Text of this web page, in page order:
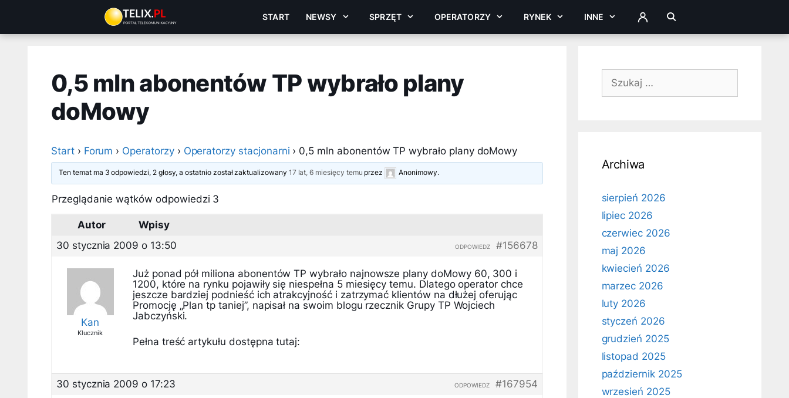
treści
START NEWSY SPRZĘT OPERATORZY RYNEK INNE ZALOGUJ
0,5 mln abonentów TP wybrało plany
doMowy
Start › Forum › Operatorzy › Operatorzy stacjonarni › 0,5 mln abonentów TP wybrało plany doMowy
Ten temat ma 3 odpowiedzi, 2 głosy, a ostatnio został zaktualizowany 17 lat, 6 miesięcy temu przez Anonimowy.
Przeglądanie wątków odpowiedzi 3
Autor
Wpisy
30 stycznia 2009 o 13:50
#156678
ODPOWIEDZ
Kan
Klucznik
Już ponad pół miliona abonentów TP wybrało najnowsze plany doMowy 60, 300 i
1200, które na rynku pojawiły się niespełna 5 miesięcy temu. Dlatego operator chce
jeszcze bardziej podnieść ich atrakcyjność i zatrzymać klientów na dłużej oferując
Promocję „Plan tp taniej”, napisał na swoim blogu rzecznik Grupy TP Wojciech
Jabczyński.
Pełna treść artykułu dostępna tutaj:
30 stycznia 2009 o 17:23 #167954
ODPOWIEDZ
Szukaj:
Archiwa
sierpień 2026
lipiec 2026
czerwiec 2026
maj 2026
kwiecień 2026
marzec 2026
luty 2026
styczeń 2026
grudzień 2025
listopad 2025
październik 2025
wrzesień 2025